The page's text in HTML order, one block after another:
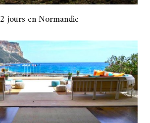
2 jours en Normandie